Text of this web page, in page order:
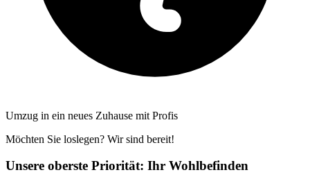
Umzug in ein neues Zuhause mit Profis
Möchten Sie loslegen? Wir sind bereit!
Unsere oberste Priorität: Ihr Wohlbefinden